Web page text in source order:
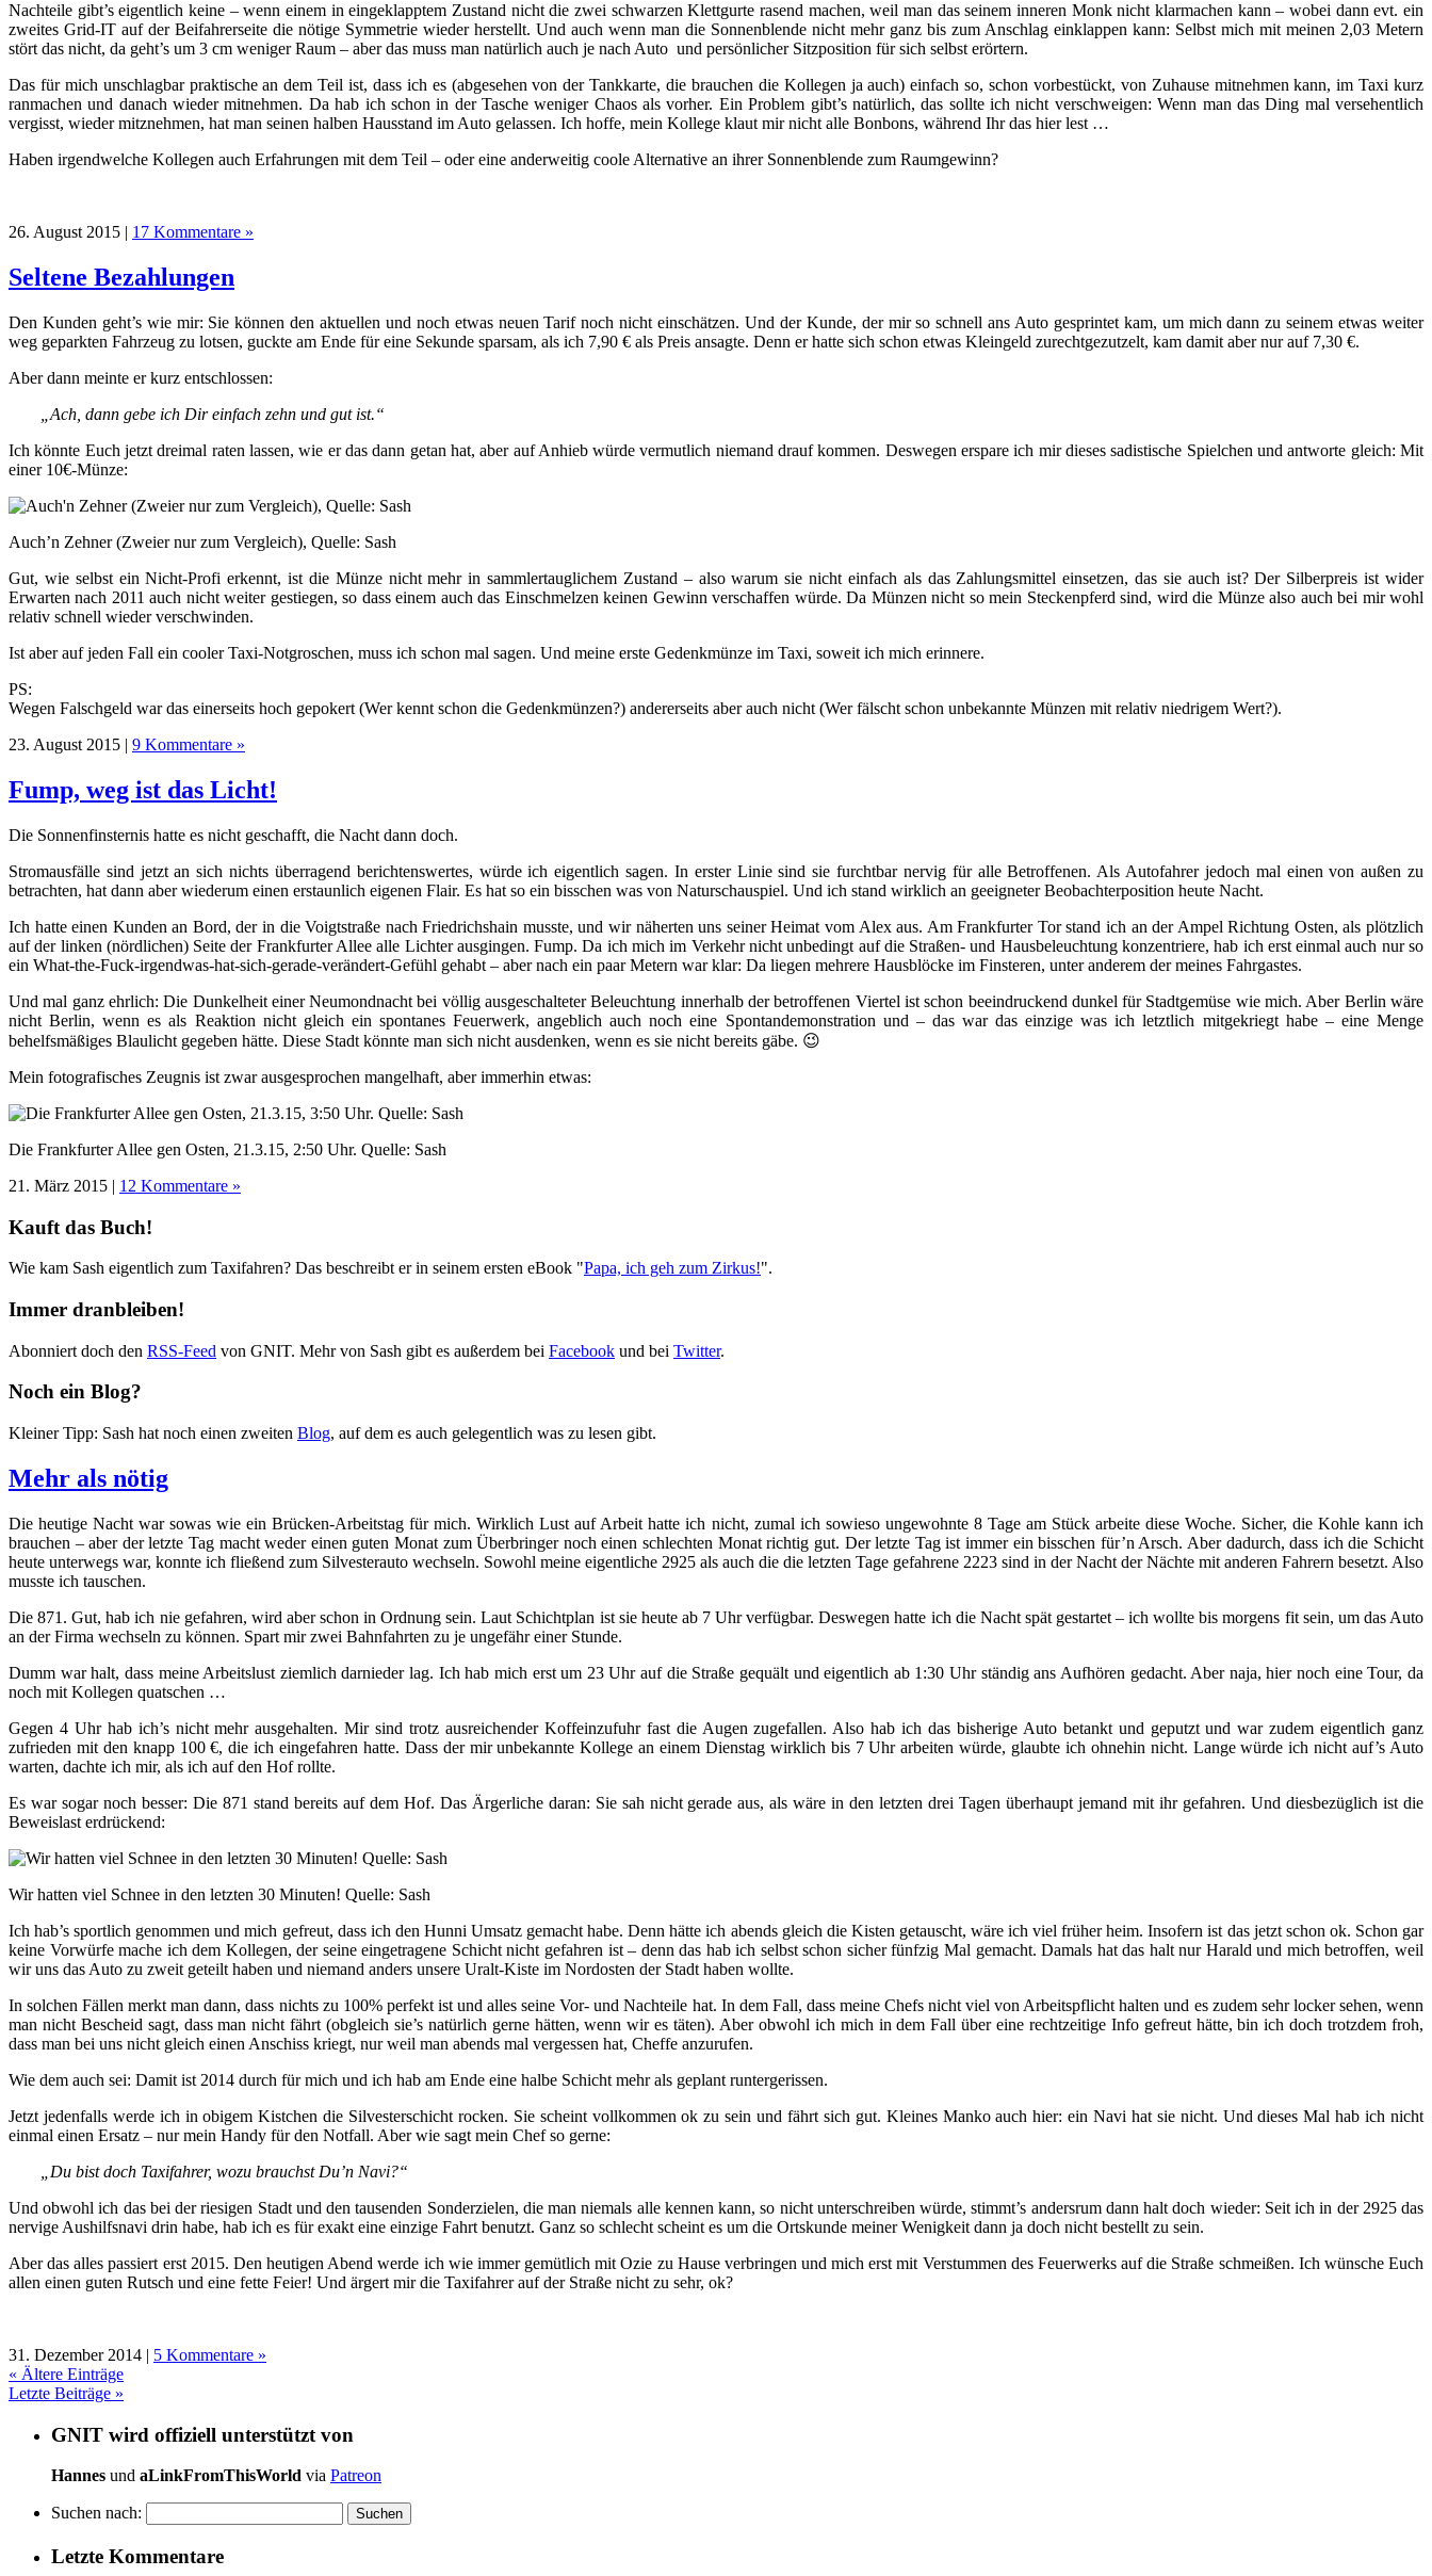
Nachteile gibt’s eigentlich keine – wenn einem in eingeklapptem Zustand nicht die zwei schwarzen Klettgurte rasend machen, weil man das seinem inneren Monk nicht klarmachen kann – wobei dann evt. ein
zweites Grid-IT auf der Beifahrerseite die nötige Symmetrie wieder herstellt. Und auch wenn man die Sonnenblende nicht mehr ganz bis zum Anschlag einklappen kann: Selbst mich mit meinen 2,03 Metern
stört das nicht, da geht’s um 3 cm weniger Raum – aber das muss man natürlich auch je nach Auto und persönlicher Sitzposition für sich selbst erörtern.
Das für mich unschlagbar praktische an dem Teil ist, dass ich es (abgesehen von der Tankkarte, die brauchen die Kollegen ja auch) einfach so, schon vorbestückt, von Zuhause mitnehmen kann, im Taxi kurz
ranmachen und danach wieder mitnehmen. Da hab ich schon in der Tasche weniger Chaos als vorher. Ein Problem gibt’s natürlich, das sollte ich nicht verschweigen: Wenn man das Ding mal versehentlich
vergisst, wieder mitznehmen, hat man seinen halben Hausstand im Auto gelassen. Ich hoffe, mein Kollege klaut mir nicht alle Bonbons, während Ihr das hier lest …
Haben irgendwelche Kollegen auch Erfahrungen mit dem Teil – oder eine anderweitig coole Alternative an ihrer Sonnenblende zum Raumgewinn?
26. August 2015 | 17 Kommentare »
Seltene Bezahlungen
Den Kunden geht’s wie mir: Sie können den aktuellen und noch etwas neuen Tarif noch nicht einschätzen. Und der Kunde, der mir so schnell ans Auto gesprintet kam, um mich dann zu seinem etwas weiter
weg geparkten Fahrzeug zu lotsen, guckte am Ende für eine Sekunde sparsam, als ich 7,90 € als Preis ansagte. Denn er hatte sich schon etwas Kleingeld zurechtgezutzelt, kam damit aber nur auf 7,30 €.
Aber dann meinte er kurz entschlossen:
„Ach, dann gebe ich Dir einfach zehn und gut ist.“
Ich könnte Euch jetzt dreimal raten lassen, wie er das dann getan hat, aber auf Anhieb würde vermutlich niemand drauf kommen. Deswegen erspare ich mir dieses sadistische Spielchen und antworte gleich: Mit
einer 10€-Münze:
Auch’n Zehner (Zweier nur zum Vergleich), Quelle: Sash
Gut, wie selbst ein Nicht-Profi erkennt, ist die Münze nicht mehr in sammlertauglichem Zustand – also warum sie nicht einfach als das Zahlungsmittel einsetzen, das sie auch ist? Der Silberpreis ist wider
Erwarten nach 2011 auch nicht weiter gestiegen, so dass einem auch das Einschmelzen keinen Gewinn verschaffen würde. Da Münzen nicht so mein Steckenpferd sind, wird die Münze also auch bei mir wohl
relativ schnell wieder verschwinden.
Ist aber auf jeden Fall ein cooler Taxi-Notgroschen, muss ich schon mal sagen. Und meine erste Gedenkmünze im Taxi, soweit ich mich erinnere.
PS:
Wegen Falschgeld war das einerseits hoch gepokert (Wer kennt schon die Gedenkmünzen?) andererseits aber auch nicht (Wer fälscht schon unbekannte Münzen mit relativ niedrigem Wert?).
23. August 2015 | 9 Kommentare »
Fump, weg ist das Licht!
Die Sonnenfinsternis hatte es nicht geschafft, die Nacht dann doch.
Stromausfälle sind jetzt an sich nichts überragend berichtenswertes, würde ich eigentlich sagen. In erster Linie sind sie furchtbar nervig für alle Betroffenen. Als Autofahrer jedoch mal einen von außen zu
betrachten, hat dann aber wiederum einen erstaunlich eigenen Flair. Es hat so ein bisschen was von Naturschauspiel. Und ich stand wirklich an geeigneter Beobachterposition heute Nacht.
Ich hatte einen Kunden an Bord, der in die Voigtstraße nach Friedrichshain musste, und wir näherten uns seiner Heimat vom Alex aus. Am Frankfurter Tor stand ich an der Ampel Richtung Osten, als plötzlich
auf der linken (nördlichen) Seite der Frankfurter Allee alle Lichter ausgingen. Fump. Da ich mich im Verkehr nicht unbedingt auf die Straßen- und Hausbeleuchtung konzentriere, hab ich erst einmal auch nur so
ein What-the-Fuck-irgendwas-hat-sich-gerade-verändert-Gefühl gehabt – aber nach ein paar Metern war klar: Da liegen mehrere Hausblöcke im Finsteren, unter anderem der meines Fahrgastes.
Und mal ganz ehrlich: Die Dunkelheit einer Neumondnacht bei völlig ausgeschalteter Beleuchtung innerhalb der betroffenen Viertel ist schon beeindruckend dunkel für Stadtgemüse wie mich. Aber Berlin wäre
nicht Berlin, wenn es als Reaktion nicht gleich ein spontanes Feuerwerk, angeblich auch noch eine Spontandemonstration und – das war das einzige was ich letztlich mitgekriegt habe – eine Menge
behelfsmäßiges Blaulicht gegeben hätte. Diese Stadt könnte man sich nicht ausdenken, wenn es sie nicht bereits gäbe. 😉
Mein fotografisches Zeugnis ist zwar ausgesprochen mangelhaft, aber immerhin etwas:
Die Frankfurter Allee gen Osten, 21.3.15, 2:50 Uhr. Quelle: Sash
21. März 2015 | 12 Kommentare »
Kauft das Buch!
Wie kam Sash eigentlich zum Taxifahren? Das beschreibt er in seinem ersten eBook "Papa, ich geh zum Zirkus!".
Immer dranbleiben!
Abonniert doch den RSS-Feed von GNIT. Mehr von Sash gibt es außerdem bei Facebook und bei Twitter.
Noch ein Blog?
Kleiner Tipp: Sash hat noch einen zweiten Blog, auf dem es auch gelegentlich was zu lesen gibt.
Mehr als nötig
Die heutige Nacht war sowas wie ein Brücken-Arbeitstag für mich. Wirklich Lust auf Arbeit hatte ich nicht, zumal ich sowieso ungewohnte 8 Tage am Stück arbeite diese Woche. Sicher, die Kohle kann ich
brauchen – aber der letzte Tag macht weder einen guten Monat zum Überbringer noch einen schlechten Monat richtig gut. Der letzte Tag ist immer ein bisschen für’n Arsch. Aber dadurch, dass ich die Schicht
heute unterwegs war, konnte ich fließend zum Silvesterauto wechseln. Sowohl meine eigentliche 2925 als auch die die letzten Tage gefahrene 2223 sind in der Nacht der Nächte mit anderen Fahrern besetzt. Also
musste ich tauschen.
Die 871. Gut, hab ich nie gefahren, wird aber schon in Ordnung sein. Laut Schichtplan ist sie heute ab 7 Uhr verfügbar. Deswegen hatte ich die Nacht spät gestartet – ich wollte bis morgens fit sein, um das Auto
an der Firma wechseln zu können. Spart mir zwei Bahnfahrten zu je ungefähr einer Stunde.
Dumm war halt, dass meine Arbeitslust ziemlich darnieder lag. Ich hab mich erst um 23 Uhr auf die Straße gequält und eigentlich ab 1:30 Uhr ständig ans Aufhören gedacht. Aber naja, hier noch eine Tour, da
noch mit Kollegen quatschen …
Gegen 4 Uhr hab ich’s nicht mehr ausgehalten. Mir sind trotz ausreichender Koffeinzufuhr fast die Augen zugefallen. Also hab ich das bisherige Auto betankt und geputzt und war zudem eigentlich ganz
zufrieden mit den knapp 100 €, die ich eingefahren hatte. Dass der mir unbekannte Kollege an einem Dienstag wirklich bis 7 Uhr arbeiten würde, glaubte ich ohnehin nicht. Lange würde ich nicht auf’s Auto
warten, dachte ich mir, als ich auf den Hof rollte.
Es war sogar noch besser: Die 871 stand bereits auf dem Hof. Das Ärgerliche daran: Sie sah nicht gerade aus, als wäre in den letzten drei Tagen überhaupt jemand mit ihr gefahren. Und diesbezüglich ist die
Beweislast erdrückend:
Wir hatten viel Schnee in den letzten 30 Minuten! Quelle: Sash
Ich hab’s sportlich genommen und mich gefreut, dass ich den Hunni Umsatz gemacht habe. Denn hätte ich abends gleich die Kisten getauscht, wäre ich viel früher heim. Insofern ist das jetzt schon ok. Schon gar
keine Vorwürfe mache ich dem Kollegen, der seine eingetragene Schicht nicht gefahren ist – denn das hab ich selbst schon sicher fünfzig Mal gemacht. Damals hat das halt nur Harald und mich betroffen, weil
wir uns das Auto zu zweit geteilt haben und niemand anders unsere Uralt-Kiste im Nordosten der Stadt haben wollte.
In solchen Fällen merkt man dann, dass nichts zu 100% perfekt ist und alles seine Vor- und Nachteile hat. In dem Fall, dass meine Chefs nicht viel von Arbeitspflicht halten und es zudem sehr locker sehen, wenn
man nicht Bescheid sagt, dass man nicht fährt (obgleich sie’s natürlich gerne hätten, wenn wir es täten). Aber obwohl ich mich in dem Fall über eine rechtzeitige Info gefreut hätte, bin ich doch trotzdem froh,
dass man bei uns nicht gleich einen Anschiss kriegt, nur weil man abends mal vergessen hat, Cheffe anzurufen.
Wie dem auch sei: Damit ist 2014 durch für mich und ich hab am Ende eine halbe Schicht mehr als geplant runtergerissen.
Jetzt jedenfalls werde ich in obigem Kistchen die Silvesterschicht rocken. Sie scheint vollkommen ok zu sein und fährt sich gut. Kleines Manko auch hier: ein Navi hat sie nicht. Und dieses Mal hab ich nicht
einmal einen Ersatz – nur mein Handy für den Notfall. Aber wie sagt mein Chef so gerne:
„Du bist doch Taxifahrer, wozu brauchst Du’n Navi?“
Und obwohl ich das bei der riesigen Stadt und den tausenden Sonderzielen, die man niemals alle kennen kann, so nicht unterschreiben würde, stimmt’s andersrum dann halt doch wieder: Seit ich in der 2925 das
nervige Aushilfsnavi drin habe, hab ich es für exakt eine einzige Fahrt benutzt. Ganz so schlecht scheint es um die Ortskunde meiner Wenigkeit dann ja doch nicht bestellt zu sein.
Aber das alles passiert erst 2015. Den heutigen Abend werde ich wie immer gemütlich mit Ozie zu Hause verbringen und mich erst mit Verstummen des Feuerwerks auf die Straße schmeißen. Ich wünsche Euch
allen einen guten Rutsch und eine fette Feier! Und ärgert mir die Taxifahrer auf der Straße nicht zu sehr, ok?
31. Dezember 2014 | 5 Kommentare »
« Ältere Einträge
Letzte Beiträge »
GNIT wird offiziell unterstützt von
Hannes und aLinkFromThisWorld via Patreon
Suchen nach:
Letzte Kommentare